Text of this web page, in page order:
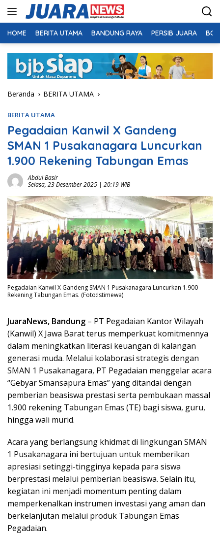
HOME BERITA UTAMA BANDUNG RAYA PERSIB JUARA
Beranda BERITA UTAMA
BERITA UTAMA
Pegadaian Kanwil X Gandeng
SMAN 1 Pusakanagara Luncurkan
1.900 Rekening Tabungan Emas
Abdul Basir
Selasa, 23 Desember 2025 | 20:19 WIB
Pegadaian Kanwil X Gandeng SMAN 1 Pusakanagara Luncurkan 1.900
Rekening Tabungan Emas. (Foto:Istimewa)
JuaraNews, Bandung – PT Pegadaian Kantor Wilayah
(Kanwil) X Jawa Barat terus memperkuat komitmennya
dalam meningkatkan literasi keuangan di kalangan
generasi muda. Melalui kolaborasi strategis dengan
SMAN 1 Pusakanagara, PT Pegadaian menggelar acara
“Gebyar Smansapura Emas” yang ditandai dengan
pemberian beasiswa prestasi serta pembukaan massal
1.900 rekening Tabungan Emas (TE) bagi siswa, guru,
hingga wali murid.
Acara yang berlangsung khidmat di lingkungan SMAN
1 Pusakanagara ini bertujuan untuk memberikan
apresiasi setinggi-tingginya kepada para siswa
berprestasi melalui pemberian beasiswa. Selain itu,
kegiatan ini menjadi momentum penting dalam
memperkenalkan instrumen investasi yang aman dan
berkelanjutan melalui produk Tabungan Emas
Pegadaian.